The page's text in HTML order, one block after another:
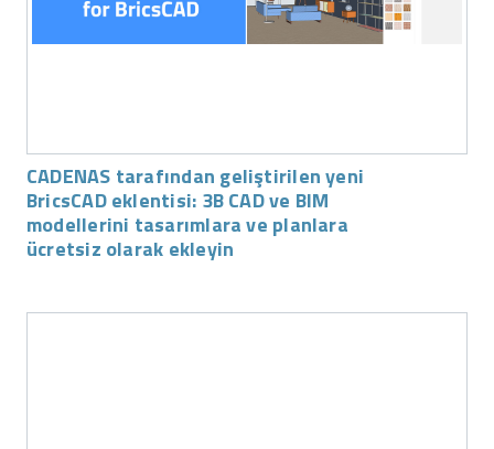
CADENAS tarafından geliştirilen yeni
BricsCAD eklentisi: 3B CAD ve BIM
modellerini tasarımlara ve planlara
ücretsiz olarak ekleyin